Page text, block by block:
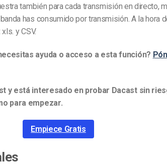
también para cada transmisión en directo,
has consumido por transmisión. A la hora
y CSV.
ayuda o acceso a esta función?
y está interesado en probar Dacast sin
para empezar.
Empiece Gratis